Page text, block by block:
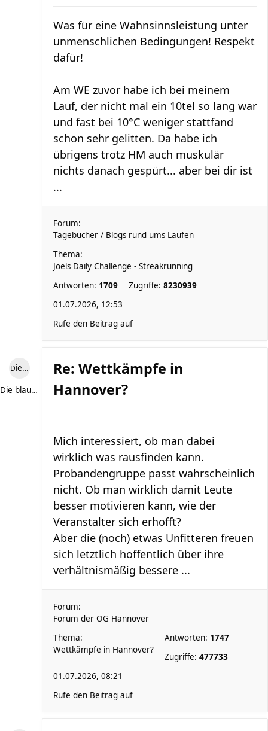
Was für eine Wahnsinnsleistung unter
unmenschlichen Bedingungen! Respekt
dafür!
Am WE zuvor habe ich bei meinem
Lauf, der nicht mal ein 10tel so lang war
und fast bei 10°C weniger stattfand
schon sehr gelitten. Da habe ich
übrigens trotz HM auch muskulär
nichts danach gespürt... aber bei dir ist
...
Forum:
Tagebücher / Blogs rund ums Laufen
Thema:
Joels Daily Challenge - Streakrunning
Antworten: 1709 Zugriffe: 8230939
01.07.2026, 12:53
Rufe den Beitrag auf
Die blaue Luise
Die blaue Luise
Re: Wettkämpfe in
Hannover?
Mich interessiert, ob man dabei
wirklich was rausfinden kann.
Probandengruppe passt wahrscheinlich
nicht. Ob man wirklich damit Leute
besser motivieren kann, wie der
Veranstalter sich erhofft?
Aber die (noch) etwas Unfitteren freuen
sich letztlich hoffentlich über ihre
verhältnismäßig bessere ...
Forum:
Forum der OG Hannover
Thema:
Wettkämpfe in Hannover?
Antworten: 1747
Zugriffe: 477733
01.07.2026, 08:21
Rufe den Beitrag auf